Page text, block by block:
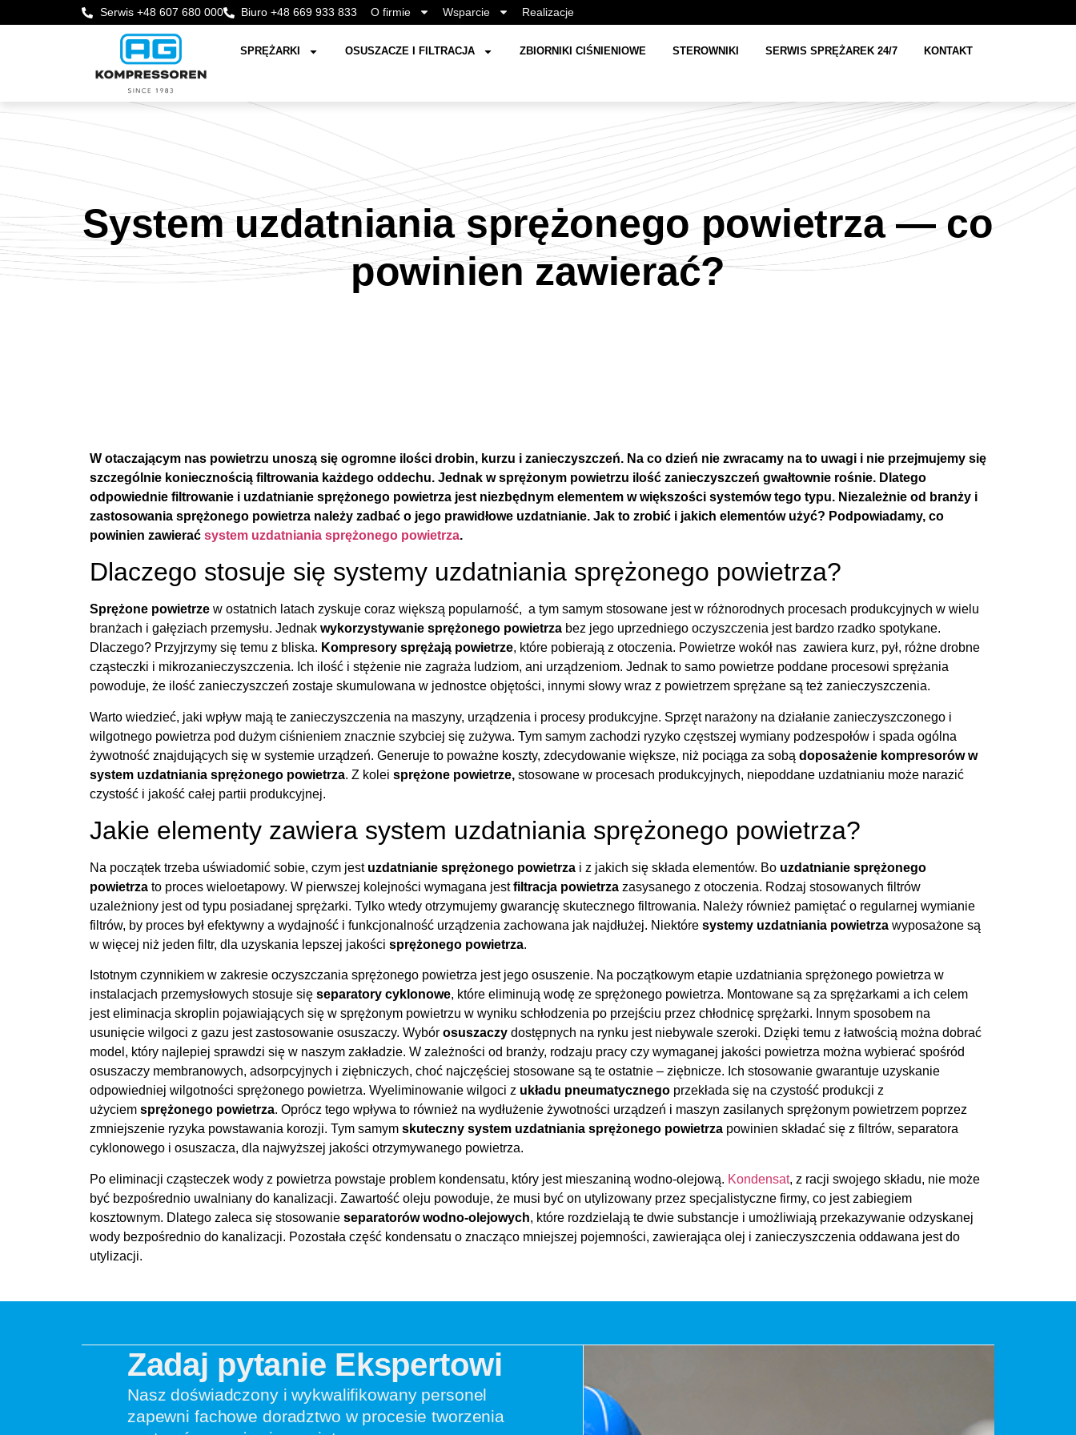
Serwis +48 607 680 000 Biuro +48 669 933 833 O firmie Wsparcie Realizacje
SPRĘŻARKI OSUSZACZE I FILTRACJA ZBIORNIKI CIŚNIENIOWE STEROWNIKI SERWIS SPRĘŻAREK 24/7 KONTAKT
System uzdatniania sprężonego powietrza — co
powinien zawierać?
W otaczającym nas powietrzu unoszą się ogromne ilości drobin, kurzu i zanieczyszczeń. Na co dzień nie zwracamy na to uwagi i nie przejmujemy się
szczególnie koniecznością filtrowania każdego oddechu. Jednak w sprężonym powietrzu ilość zanieczyszczeń gwałtownie rośnie. Dlatego
odpowiednie filtrowanie i uzdatnianie sprężonego powietrza jest niezbędnym elementem w większości systemów tego typu. Niezależnie od branży i
zastosowania sprężonego powietrza należy zadbać o jego prawidłowe uzdatnianie. Jak to zrobić i jakich elementów użyć? Podpowiadamy, co
powinien zawierać system uzdatniania sprężonego powietrza.
Dlaczego stosuje się systemy uzdatniania sprężonego powietrza?
Sprężone powietrze w ostatnich latach zyskuje coraz większą popularność, a tym samym stosowane jest w różnorodnych procesach produkcyjnych w wielu
branżach i gałęziach przemysłu. Jednak wykorzystywanie sprężonego powietrza bez jego uprzedniego oczyszczenia jest bardzo rzadko spotykane.
Dlaczego? Przyjrzymy się temu z bliska. Kompresory sprężają powietrze, które pobierają z otoczenia. Powietrze wokół nas zawiera kurz, pył, różne drobne
cząsteczki i mikrozanieczyszczenia. Ich ilość i stężenie nie zagraża ludziom, ani urządzeniom. Jednak to samo powietrze poddane procesowi sprężania
powoduje, że ilość zanieczyszczeń zostaje skumulowana w jednostce objętości, innymi słowy wraz z powietrzem sprężane są też zanieczyszczenia.
Warto wiedzieć, jaki wpływ mają te zanieczyszczenia na maszyny, urządzenia i procesy produkcyjne. Sprzęt narażony na działanie zanieczyszczonego i
wilgotnego powietrza pod dużym ciśnieniem znacznie szybciej się zużywa. Tym samym zachodzi ryzyko częstszej wymiany podzespołów i spada ogólna
żywotność znajdujących się w systemie urządzeń. Generuje to poważne koszty, zdecydowanie większe, niż pociąga za sobą doposażenie kompresorów w
system uzdatniania sprężonego powietrza. Z kolei sprężone powietrze, stosowane w procesach produkcyjnych, niepoddane uzdatnianiu może narazić
czystość i jakość całej partii produkcyjnej.
Jakie elementy zawiera system uzdatniania sprężonego powietrza?
Na początek trzeba uświadomić sobie, czym jest uzdatnianie sprężonego powietrza i z jakich się składa elementów. Bo uzdatnianie sprężonego
powietrza to proces wieloetapowy. W pierwszej kolejności wymagana jestfiltracja powietrza zasysanego z otoczenia. Rodzaj stosowanych filtrów
uzależniony jest od typu posiadanej sprężarki. Tylko wtedy otrzymujemy gwarancję skutecznego filtrowania. Należy również pamiętać o regularnej wymianie
filtrów, by proces był efektywny a wydajność i funkcjonalność urządzenia zachowana jak najdłużej. Niektóre systemy uzdatniania powietrza wyposażone są
w więcej niż jeden filtr, dla uzyskania lepszej jakości sprężonego powietrza.
Istotnym czynnikiem w zakresie oczyszczania sprężonego powietrza jest jego osuszenie. Na początkowym etapie uzdatniania sprężonego powietrza w
instalacjach przemysłowych stosuje się separatory cyklonowe, które eliminują wodę ze sprężonego powietrza. Montowane są za sprężarkami a ich celem
jest eliminacja skroplin pojawiających się w sprężonym powietrzu w wyniku schłodzenia po przejściu przez chłodnicę sprężarki. Innym sposobem na
usunięcie wilgoci z gazu jest zastosowanie osuszaczy. Wybór osuszaczy dostępnych na rynku jest niebywale szeroki. Dzięki temu z łatwością można dobrać
model, który najlepiej sprawdzi się w naszym zakładzie. W zależności od branży, rodzaju pracy czy wymaganej jakości powietrza można wybierać spośród
osuszaczy membranowych, adsorpcyjnych i ziębniczych, choć najczęściej stosowane są te ostatnie – ziębnicze. Ich stosowanie gwarantuje uzyskanie
odpowiedniej wilgotności sprężonego powietrza. Wyeliminowanie wilgoci z układu pneumatycznego przekłada się na czystość produkcji z
użyciem sprężonego powietrza. Oprócz tego wpływa to również na wydłużenie żywotności urządzeń i maszyn zasilanych sprężonym powietrzem poprzez
zmniejszenie ryzyka powstawania korozji. Tym samym skuteczny system uzdatniania sprężonego powietrza powinien składać się z filtrów, separatora
cyklonowego i osuszacza, dla najwyższej jakości otrzymywanego powietrza.
Po eliminacji cząsteczek wody z powietrza powstaje problem kondensatu, który jest mieszaniną wodno-olejową. Kondensat, z racji swojego składu, nie może
być bezpośrednio uwalniany do kanalizacji. Zawartość oleju powoduje, że musi być on utylizowany przez specjalistyczne firmy, co jest zabiegiem
kosztownym. Dlatego zaleca się stosowanie separatorów wodno-olejowych, które rozdzielają te dwie substancje i umożliwiają przekazywanie odzyskanej
wody bezpośrednio do kanalizacji. Pozostała część kondensatu o znacząco mniejszej pojemności, zawierająca olej i zanieczyszczenia oddawana jest do
utylizacji.
Zadaj pytanie Ekspertowi
Nasz doświadczony i wykwalifikowany personel
zapewni fachowe doradztwo w procesie tworzenia